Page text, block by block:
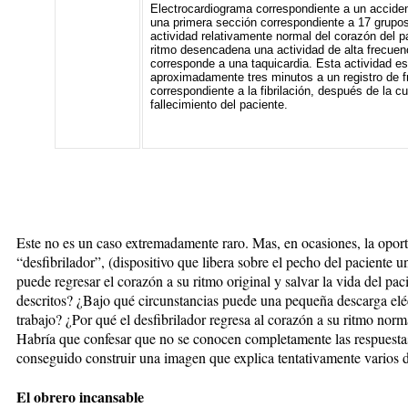
Electrocardiograma correspondiente a un
una primera sección correspondiente a 17
actividad relativamente normal del corazón del
ritmo desencadena una actividad de alta
corresponde a una taquicardia. Esta actividad
aproximadamente tres minutos a un registro de
correspondiente a la fibrilación, después de la
fallecimiento del paciente.
Este no es un caso extremadamente raro. Mas, en ocasiones, la
“desfibrilador”, (dispositivo que libera sobre el pecho del paciente
puede regresar el corazón a su ritmo original y salvar la vida del
descritos? ¿Bajo qué circunstancias puede una pequeña descarga
trabajo? ¿Por qué el desfibrilador regresa al corazón a su ritmo
Habría que confesar que no se conocen completamente las
conseguido construir una imagen que explica tentativamente varios
El obrero incansable